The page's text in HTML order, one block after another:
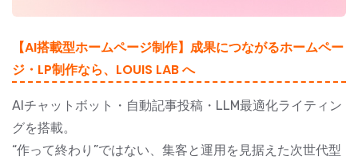
【AI搭載型ホームページ制作】成果につながるホームペー
ジ・LP制作なら、LOUIS LAB へ
AIチャットボット・自動記事投稿・LLM最適化ライティン
グを搭載。
“作って終わり”ではない、集客と運用を見据えた次世代型